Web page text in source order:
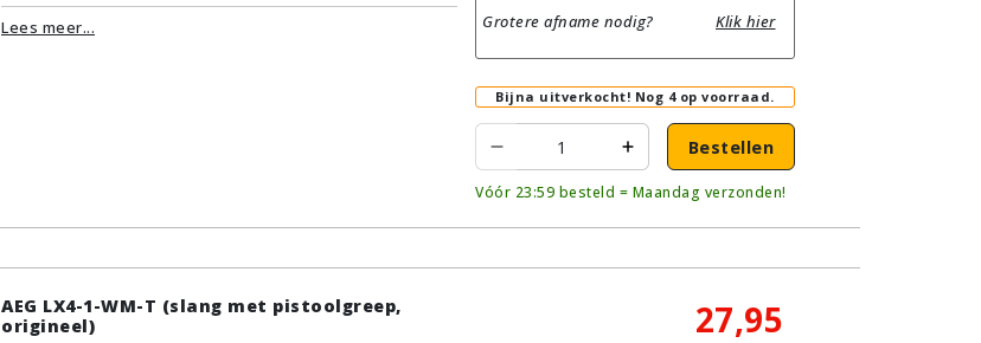
Lees meer...
Grotere afname nodig?
Klik hier
Bijna uitverkocht! Nog 4 op voorraad.
Bestellen
Vóór 23:59 besteld = Maandag verzonden!
AEG LX4-1-WM-T (slang met pistoolgreep,
origineel)
27,95